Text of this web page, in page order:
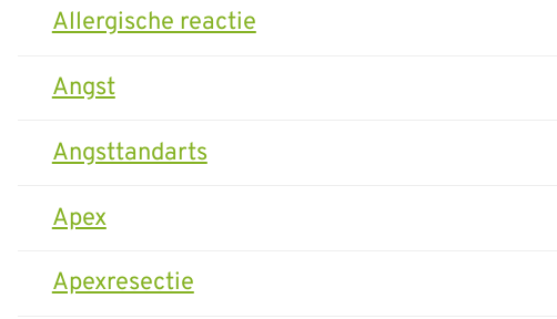
Allergische reactie
Angst
Angsttandarts
Apex
Apexresectie